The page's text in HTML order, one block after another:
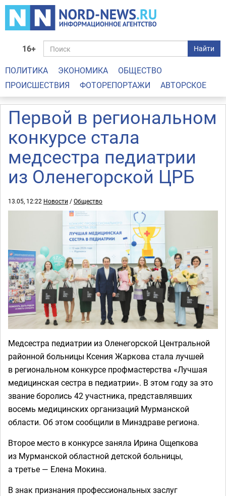
16+ Найти
ПОЛИТИКА ЭКОНОМИКА
ОБЩЕСТВО
ПРОИСШЕСТВИЯ
ФОТОРЕПОРТАЖИ АВТОРСКОЕ
Первой в региональном
конкурсе стала
медсестра педиатрии
из Оленегорской ЦРБ
13.05, 12:22 Новости /Общество
Медсестра педиатрии из Оленегорской Центральной
районной больницы Ксения Жаркова стала лучшей
в региональном конкурсе профмастерства «Лучшая
медицинская сестра в педиатрии». В этом году за это
звание боролись 42 участника, представлявших
восемь медицинских организаций Мурманской
области. Об этом сообщили в Минздраве региона.
Второе место в конкурсе заняла Ирина Ощепкова
из Мурманской областной детской больницы,
а третье — Елена Мокина.
В знак признания профессиональных заслуг